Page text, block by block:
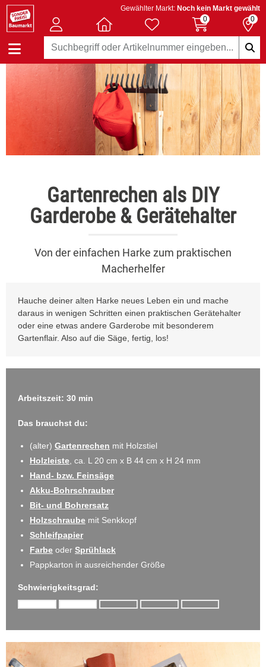
Gewählter Markt: Noch kein Markt gewählt
0
0
Gartenrechen als DIY
Garderobe & Gerätehalter
Von der einfachen Harke zum praktischen
Macherhelfer
Hauche deiner alten Harke neues Leben ein und mache
daraus in wenigen Schritten einen praktischen Gerätehalter
oder eine etwas andere Garderobe mit besonderem
Gartenflair. Also auf die Säge, fertig, los!
Arbeitszeit: 30 min
Das brauchst du:
(alter) Gartenrechen mit Holzstiel
Holzleiste , ca. L 20 cm x B 44 cm x H 24 mm
Hand- bzw. Feinsäge
Akku-Bohrschrauber
Bit- und Bohrersatz
Holzschraube mit Senkkopf
Schleifpapier
Farbe oder Sprühlack
Pappkarton in ausreichender Größe
Schwierigkeitsgrad: